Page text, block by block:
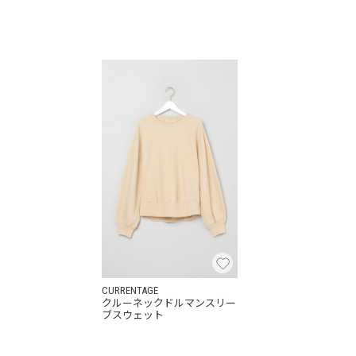
CURRENTAGE
クルーネックドルマンスリー
ブスウェット